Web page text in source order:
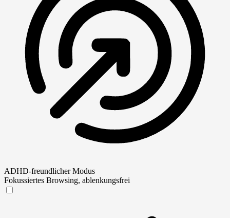
ADHD-freundlicher Modus
Fokussiertes Browsing, ablenkungsfrei